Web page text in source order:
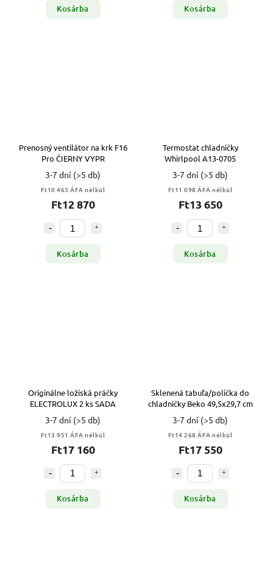
Kosárba Kosárba
Prenosný ventilátor na krk F16
Pro ČIERNY VYPR
3-7 dní (>5 db)
Ft10 463 ÁFA nélkül
Ft12 870
Kosárba
Termostat chladničky
Whirlpool A13-0705
3-7 dní (>5 db)
Ft11 098 ÁFA nélkül
Ft13 650
Kosárba
Originálne ložiská práčky
ELECTROLUX 2 ks SADA
3-7 dní (>5 db)
Ft13 951 ÁFA nélkül
Ft17 160
Kosárba
Sklenená tabuľa/polička do
chladničky Beko 49,5x29,7 cm
3-7 dní (>5 db)
Ft14 268 ÁFA nélkül
Ft17 550
Kosárba